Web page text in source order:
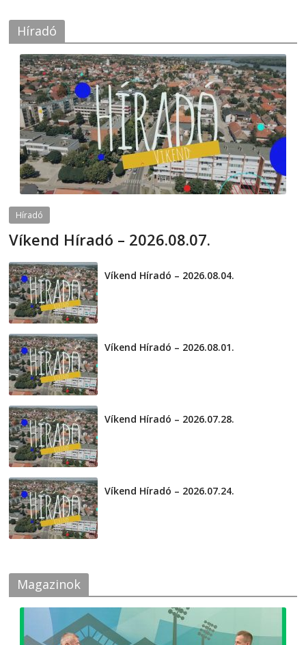
Híradó
Híradó
Víkend Híradó – 2026.08.07.
Víkend Híradó – 2026.08.04.
Víkend Híradó – 2026.08.01.
Víkend Híradó – 2026.07.28.
Víkend Híradó – 2026.07.24.
Magazinok